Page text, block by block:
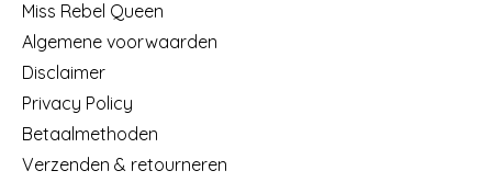
Miss Rebel Queen
Algemene voorwaarden
Disclaimer
Privacy Policy
Betaalmethoden
Verzenden & retourneren